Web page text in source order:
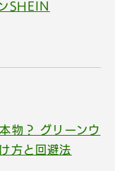
SHEIN
物？ グリーンウ
方と回避法